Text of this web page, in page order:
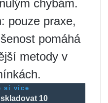
chybám.
pouze praxe,
pomáhá
metody v
si více
10